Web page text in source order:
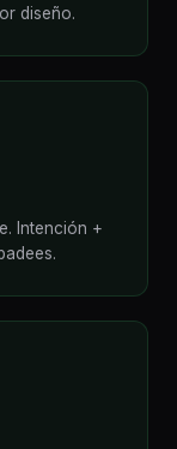
diseño.
Intención +